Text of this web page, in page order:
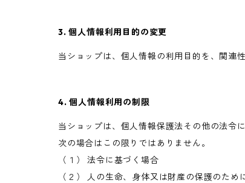
3. 個人情報利用目的の変更
当ショップは、個人情報の利用目的を、関連
4. 個人情報利用の制限
当ショップは、個人情報保護法その他の法令
次の場合はこの限りではありません。
（１） 法令に基づく場合
（２） 人の生命、身体又は財産の保護のた